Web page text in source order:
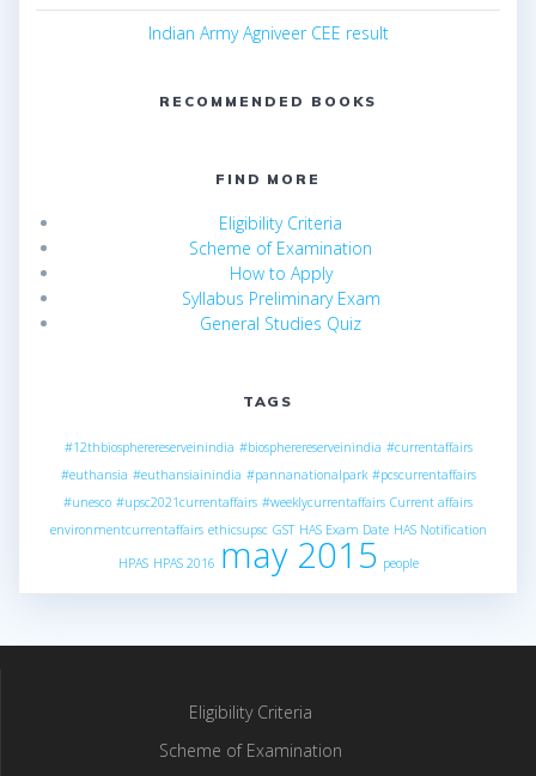
Indian Army Agniveer CEE result
RECOMMENDED BOOKS
FIND MORE
Eligibility Criteria
Scheme of Examination
How to Apply
Syllabus Preliminary Exam
General Studies Quiz
TAGS
#12thbiospherereserveinindia #biospherereserveinindia #currentaffairs
#euthansia #euthansiainindia #pannanationalpark #pcscurrentaffairs
#unesco #upsc2021currentaffairs #weeklycurrentaffairs Current affairs
environmentcurrentaffairs ethicsupsc GST HAS Exam Date HAS Notification
HPAS HPAS 2016 may 2015 people
Eligibility Criteria
Scheme of Examination